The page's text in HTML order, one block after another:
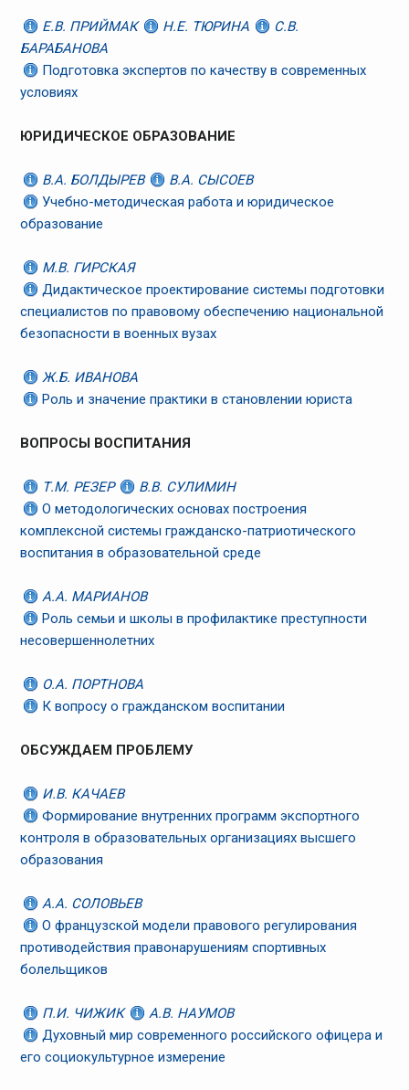
Е.В. ПРИЙМАК Н.Е. ТЮРИНА
С.В.
БАРАБАНОВА
Подготовка экспертов по качеству в современных
условиях
ЮРИДИЧЕСКОЕ ОБРАЗОВАНИЕ
В.А. БОЛДЫРЕВ
В.А. СЫСОЕВ
Учебно-методическая работа и юридическое
образование
М.В. ГИРСКАЯ
Дидактическое проектирование системы подготовки
специалистов по правовому обеспечению национальной
безопасности в военных вузах
Ж.Б. ИВАНОВА
Роль и значение практики в становлении юриста
ВОПРОСЫ ВОСПИТАНИЯ
Т.М. РЕЗЕР
В.В. СУЛИМИН
О методологических основах построения
комплексной системы гражданско-патриотического
воспитания в образовательной среде
А.А. МАРИАНОВ
Роль семьи и школы в профилактике преступности
несовершеннолетних
О.А. ПОРТНОВА
К вопросу о гражданском воспитании
ОБСУЖДАЕМ ПРОБЛЕМУ
И.В. КАЧАЕВ
Формирование внутренних программ экспортного
контроля в образовательных организациях высшего
образования
А.А. СОЛОВЬЕВ
О французской модели правового регулирования
противодействия правонарушениям спортивных
болельщиков
П.И. ЧИЖИК
А.В. НАУМОВ
Духовный мир современного российского офицера и
его социокультурное измерение